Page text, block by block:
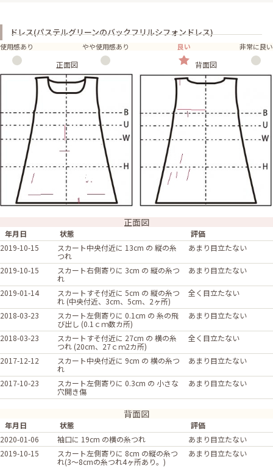
ドレス(パステルグリーンのバックフリルシフォンドレス)
使用感あり やや使用感あり 良い 非常に良い
正面図 背面図
正面図
年月日 状態
評価
2019-10-15
スカート中央付近に 13cm の 縦の糸
つれ
あまり目立たない
2019-10-15
スカート右側寄りに 3cm の 縦の糸つ
れ
あまり目立たない
2019-01-14
スカートすそ付近に 5cm の 縦の糸つ
れ (中央付近、3cm、5cm、2ヶ所)
全く目立たない
2018-03-23
スカート左側寄りに 0.1cm の 糸の飛
び出し (0.1ｃｍ数カ所)
あまり目立たない
2018-03-23
スカートすそ付近に 27cm の 横の糸
つれ (20cm、27ｃｍ2カ所)
全く目立たない
2017-12-12
スカート中央付近に 9cm の 横の糸つ
れ
あまり目立たない
2017-10-23
スカート左側寄りに 0.3cm の 小さな
穴開き傷
あまり目立たない
背面図
年月日 状態
評価
2020-01-06
袖口に 19cm の横の糸つれ
あまり目立たない
2019-10-15
スカート左側寄りに 8cm の縦の糸つ
れ(3～8cmの糸つれ4ヶ所あり。)
あまり目立たない